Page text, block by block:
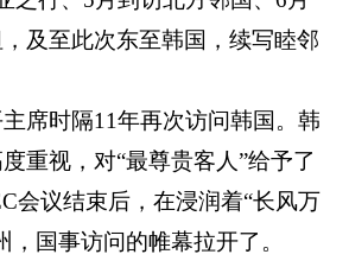
及至此次东至韩国，续写睦邻
席时隔11年再次访问韩国。韩
重视，对“最尊贵客人”给予了
会议结束后，在浸润着“长风万
，国事访问的帷幕拉开了。